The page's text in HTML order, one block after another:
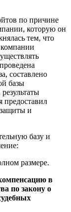
по причине
которую он
тем, что
компании
составлено
базы
предоставил
и
базу и
размере.
в
по закону о